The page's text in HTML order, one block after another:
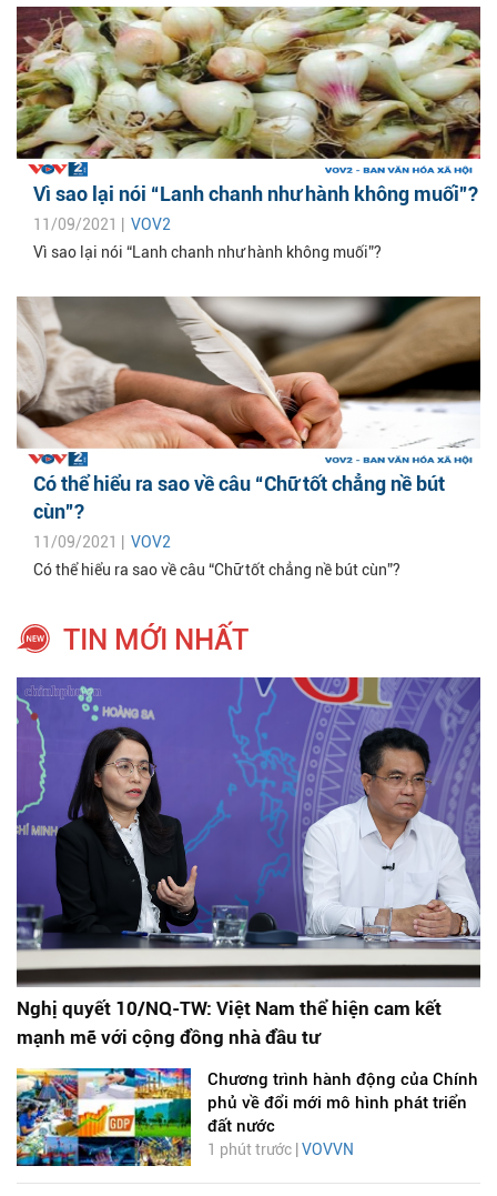
Vì sao lại nói “Lanh chanh như hành không muối”?
11/09/2021 | VOV2
Vì sao lại nói “Lanh chanh như hành không muối”?
Có thể hiểu ra sao về câu “Chữ tốt chẳng nề bút
cùn”?
11/09/2021 | VOV2
Có thể hiểu ra sao về câu “Chữ tốt chẳng nề bút cùn”?
TIN MỚI NHẤT
Nghị quyết 10/NQ-TW: Việt Nam thể hiện cam kết
mạnh mẽ với cộng đồng nhà đầu tư
Chương trình hành động của Chính
phủ về đổi mới mô hình phát triển
đất nước
1 phút trước | VOVVN